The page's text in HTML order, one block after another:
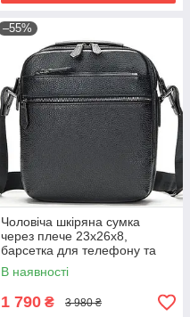
–55%
Чоловіча шкіряна сумка
через плече 23х26х8,
барсетка для телефону та
документів Tiding Bag 711511
чорна
В наявності
1 790 ₴ 3 980 ₴